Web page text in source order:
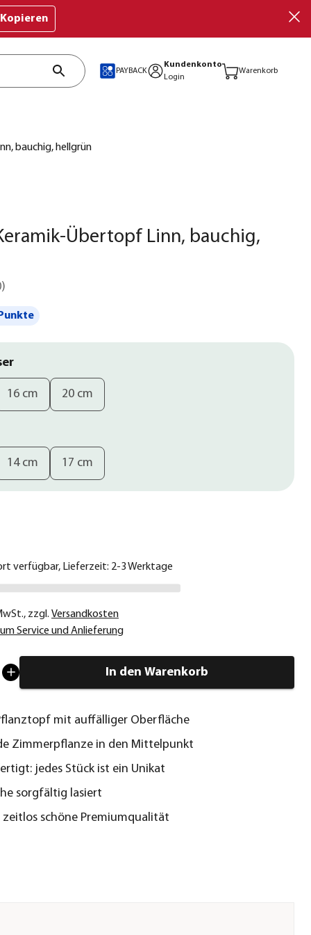
Kopieren
PAYBACK
Kundenkonto
Login
Warenkorb
bauchig, hellgrün
Übertopf Linn, bauchig,
)
16 cm 20 cm
14 cm 17 cm
verfügbar, Lieferzeit: 2-3 Werktage
, zzgl. Versandkosten
Service und Anlieferung
In den Warenkorb
mit auffälliger Oberfläche
Zimmerpflanze in den Mittelpunkt
jedes Stück ist ein Unikat
sorgfältig lasiert
zeitlos schöne Premiumqualität